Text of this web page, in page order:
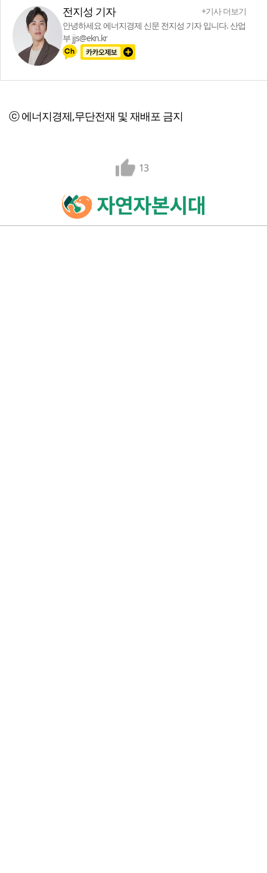
전지성 기자
+기사 더보기
안녕하세요 에너지경제 신문 전지성 기자 입니다. 산업
부 jjs@ekn.kr
ⓒ 에너지경제,무단전재 및 재배포 금지
13